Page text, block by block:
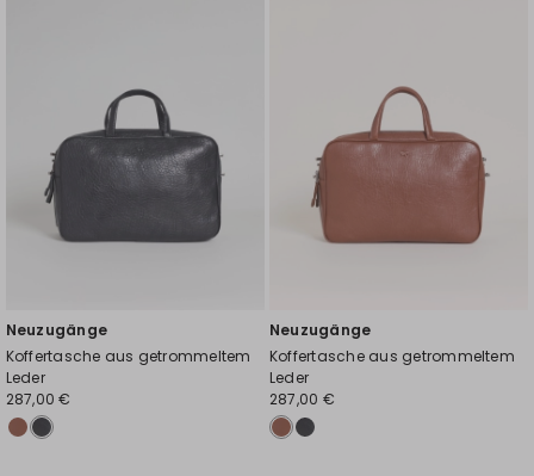
Neuzugänge
Koffertasche aus getrommeltem
Leder
287,00 €
Neuzugänge
Koffertasche aus getrommeltem
Leder
287,00 €